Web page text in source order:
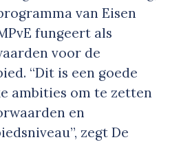
van Eisen
fungeert als
voor de
“Dit is een goede
ambities om te zetten
en
zegt De